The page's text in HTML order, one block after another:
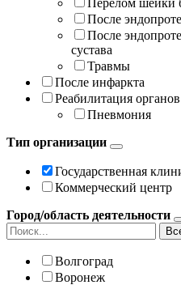
После
После
сустава
Травмы
После инфаркта
Реабилитация
Пневмония
Тип организации
Государственная
Коммерческий центр
Город/область деятельности
Волгоград
Воронеж